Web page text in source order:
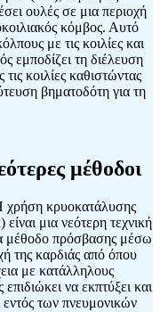
ουλές σε μια περιοχή
κόμβος. Αυτό
με τις κοιλίες και
εμποδίζει τη διέλευση
κοιλίες καθιστώντας
βηματοδότη για τη
μέθοδοι
χρήση κρυοκατάλυσης
μια νεότερη τεχνική
μέθοδο πρόσβασης μέσω
της καρδιάς από όπου
με κατάλληλους
να εκπτύξει και
των πνευμονικών